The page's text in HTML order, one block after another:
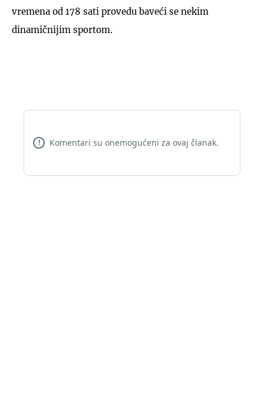
vremena od 178 sati provedu baveći se nekim
dinamičnijim sportom.
! Komentari su onemogućeni za ovaj članak.